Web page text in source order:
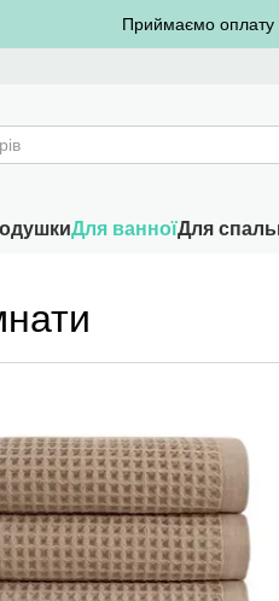
Приймаємо оплату
Для ванноїДля